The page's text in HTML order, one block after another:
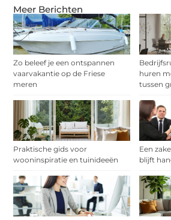
Meer Berichten
Zo beleef je een ontspannen
vaarvakantie op de Friese
meren
huren
tussen
Praktische gids voor
wooninspiratie en tuinideeën
Een
blijft